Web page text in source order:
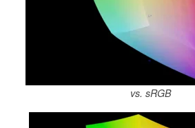
vs. sRGB